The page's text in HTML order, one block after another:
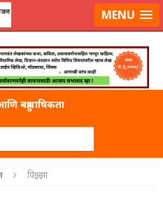
नोंदणी कराMENU
बहुभाषिकता
धातू (COPPER)
पिझ्झा